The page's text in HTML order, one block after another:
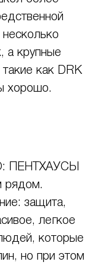
а крупные
как DRK
хорошо.
ПЕНТХАУСЫ
рядом.
защита,
легкое
которые
но при этом